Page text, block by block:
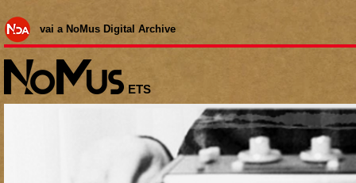
vai a NoMus Digital Archive
ETS